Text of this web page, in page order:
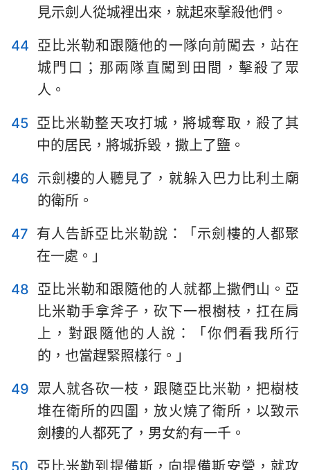
見示劍人從城裡出來，就起來擊殺他們。
44 亞比米勒和跟隨他的一隊向前闖去，站在
城門口；那兩隊直闖到田間，擊殺了眾
人。
45 亞比米勒整天攻打城，將城奪取，殺了其
中的居民，將城拆毀，撒上了鹽。
46 示劍樓的人聽見了，就躲入巴力比利土廟
的衛所。
47 有人告訴亞比米勒說：「示劍樓的人都聚
在一處。」
48 亞比米勒和跟隨他的人就都上撒們山。亞
比米勒手拿斧子，砍下一根樹枝，扛在肩
上，對跟隨他的人說：「你們看我所行
的，也當趕緊照樣行。」
49 眾人就各砍一枝，跟隨亞比米勒，把樹枝
堆在衛所的四圍，放火燒了衛所，以致示
劍樓的人都死了，男女約有一千。
50 亞比米勒到提備斯，向提備斯安營，就攻